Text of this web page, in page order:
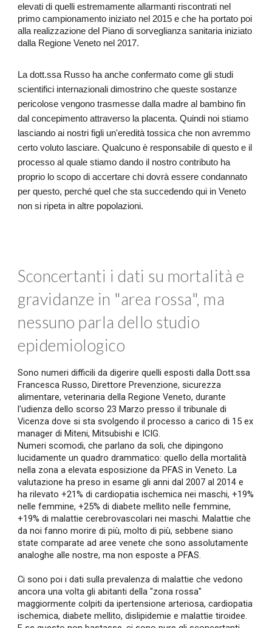
elevatidi quelli estremamente allarmanti riscontrati nel
primo campionamento iniziato nel 2015 e che ha portato poi
alla realizzazione del Piano di sorveglianza sanitaria iniziato
dalla Regione Veneto nel 2017.
La dott.ssa Russo ha anche confermato come gli studi
scientifici internazionali dimostrino chequeste sostanze
pericolose vengono trasmesse dalla madre al bambino fin
dal concepimento attraverso la placenta. Quindi noi stiamo
lasciando ai nostri figli un'eredità tossica che non avremmo
certo voluto lasciare. Qualcuno è responsabile di questo e il
processo al quale stiamo dando il nostro contributo ha
proprio lo scopo diaccertare chi dovrà essere condannato
per questo, perché quel che sta succedendo qui in Veneto
non si ripeta in altre popolazioni.
Sconcertanti i dati su mortalità e
gravidanze in "area rossa", ma
nessuno parla dello studio
epidemiologico
Sono numeri difficili da digerire quelli esposti dalla Dott.ssa
Francesca Russo, Direttore Prevenzione, sicurezza
alimentare, veterinaria della Regione Veneto, durante
l'udienza dello scorso 23 Marzo presso il tribunale di
Vicenza dove si sta svolgendo il processo a carico di 15 ex
manager di Miteni, Mitsubishi e ICIG.
Numeri scomodi, che parlano da soli, che dipingono
lucidamente un quadro drammatico: quello della mortalità
nella zona a elevata esposizione da PFAS in Veneto. La
valutazione ha preso in esame gli anni dal 2007 al 2014 e
ha rilevato +21% di cardiopatia ischemica nei maschi, +19%
nelle femmine, +25% di diabete mellito nelle femmine,
+19% di malattie cerebrovascolari nei maschi. Malattie che
da noi fanno morire di più, molto di più, sebbene siano
state comparate ad aree venete che sono assolutamente
analoghe alle nostre, ma non esposte a PFAS.
Ci sono poi i dati sulla prevalenza di malattie che vedono
ancora una volta gli abitanti della "zona rossa"
maggiormente colpiti da ipertensione arteriosa, cardiopatia
ischemica, diabete mellito, dislipidemie e malattie tiroidee.